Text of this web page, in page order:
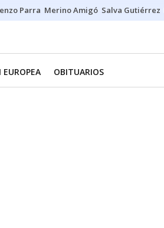
Parra Merino Amigó Salva Gutiérrez
OBITUARIOS